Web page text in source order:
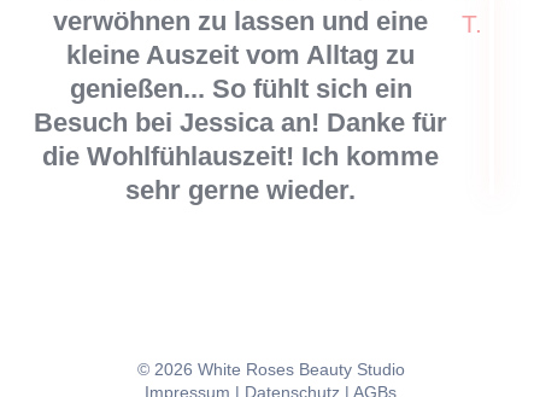
verwöhnen zu lassen und eine
kleine Auszeit vom Alltag zu
genießen... So fühlt sich ein
Besuch bei Jessica an! Danke für
die Wohlfühlauszeit! Ich komme
sehr gerne wieder.
T.
© 2026 White Roses Beauty Studio
Impressum | Datenschutz | AGBs